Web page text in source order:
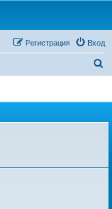
Вход
Регистрация